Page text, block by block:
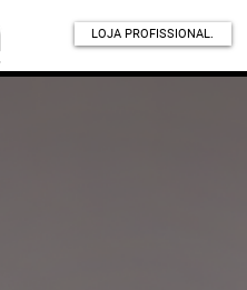
LOJA PROFISSIONAL.